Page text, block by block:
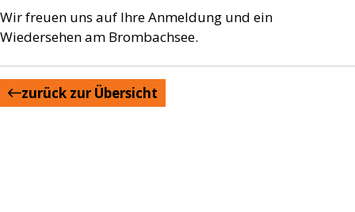
Wir freuen uns auf Ihre Anmeldung und ein
Wiedersehen am Brombachsee.
zurück zur Übersicht